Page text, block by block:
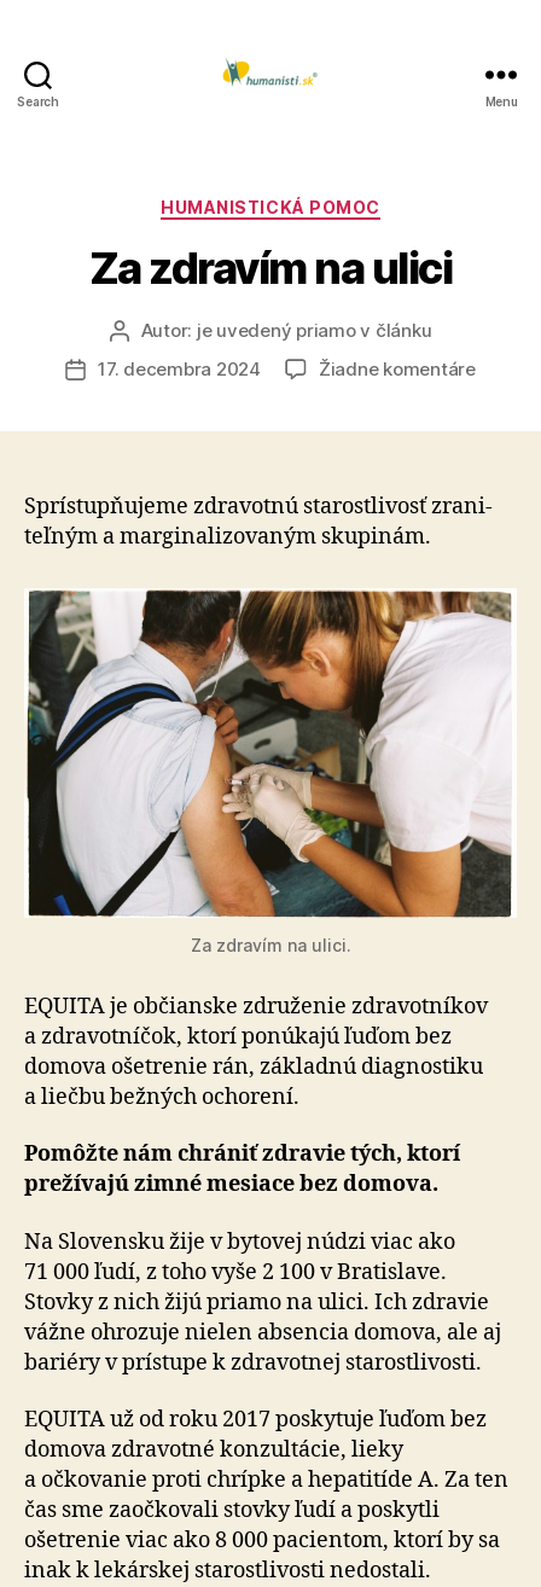
Search Menu
Kategórie
HUMANISTICKÁ POMOC
Za zdravím na ulici
Autor
článku
Autor: je uvedený priamo v článku
Dátum
17. decembra 2024 Žiadne komentárena
Sprístupňujeme zdravotnú starostlivosť zra­ni­
teľ­ným a mar­gi­na­li­zo­va­ným sku­pi­nám.
Za zdravím na ulici.
EQUITA je občianske združenie zdravotníkov
a zdra­vot­ní­čok, ktorí ponúkajú ľuďom bez
domova ošetrenie rán, základnú diagnostiku
a liečbu bežných ochorení.
Pomôžte nám chrániť zdravie tých, ktorí
prežívajú zimné mesiace bez domova.
Na Slovensku žije v bytovej núdzi viac ako
71 000 ľudí, z toho vyše 2 100 v Bratislave.
Stovky z nich žijú priamo na ulici. Ich zdravie
vážne ohrozuje nielen absencia domova, ale aj
bariéry v prístupe k zdravotnej sta­ros­tli­vosti.
EQUITA už od roku 2017 poskytuje ľuďom bez
domova zdravotné konzultácie, lieky
a očkovanie proti chrípke a hepatitíde A. Za ten
čas sme zaočkovali stovky ľudí a poskytli
ošetrenie viac ako 8 000 pacientom, ktorí by sa
inak k lekárskej starostlivosti nedostali.